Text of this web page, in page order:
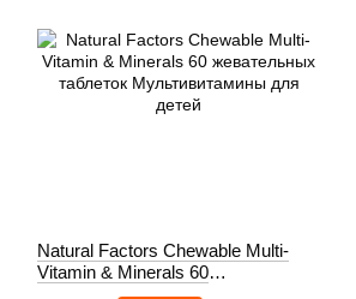
Natural Factors Chewable Multi-
Vitamin & Minerals 60
жевательных таблеток